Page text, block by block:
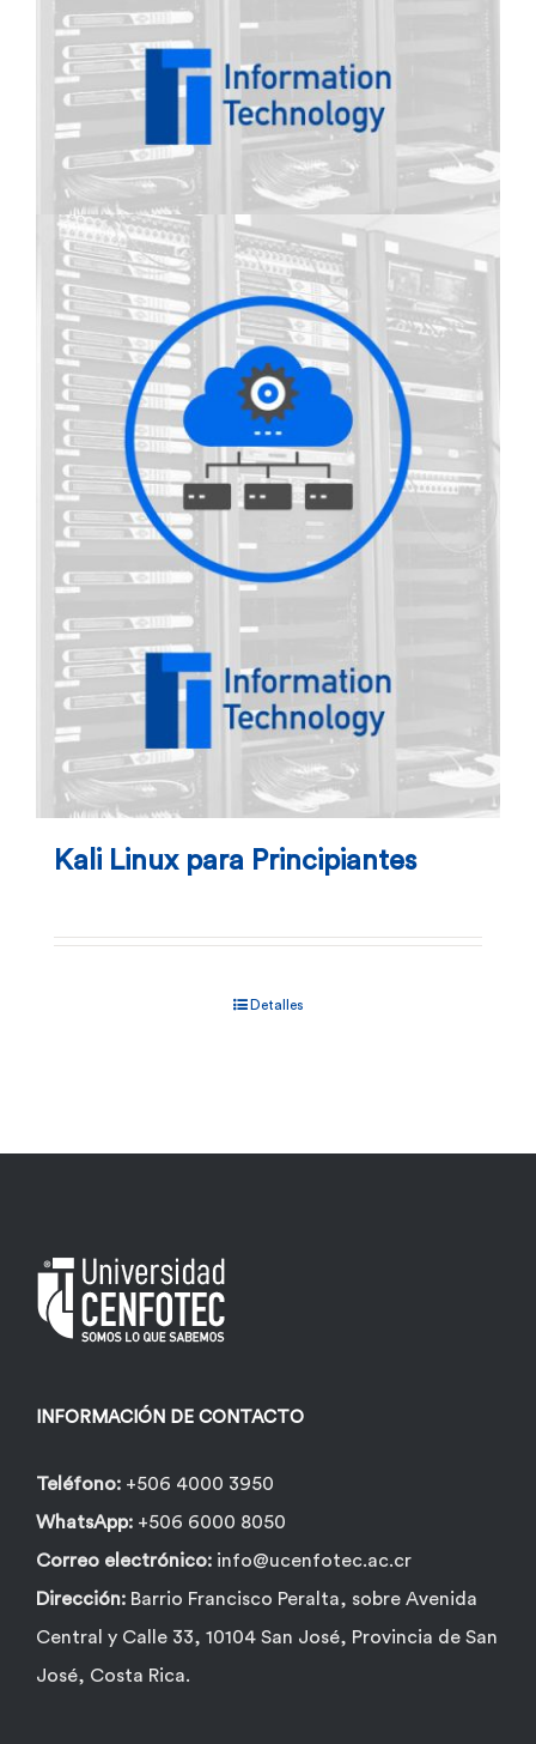
Kali Linux para Principiantes
Detalles
INFORMACIÓN DE CONTACTO
Teléfono: +506 4000 3950
WhatsApp: +506 6000 8050
Correo electrónico: info@ucenfotec.ac.cr
Dirección: Barrio Francisco Peralta, sobre Avenida
Central y Calle 33, 10104 San José, Provincia de San
José, Costa Rica.